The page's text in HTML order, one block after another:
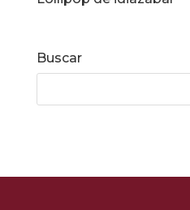
Buscar